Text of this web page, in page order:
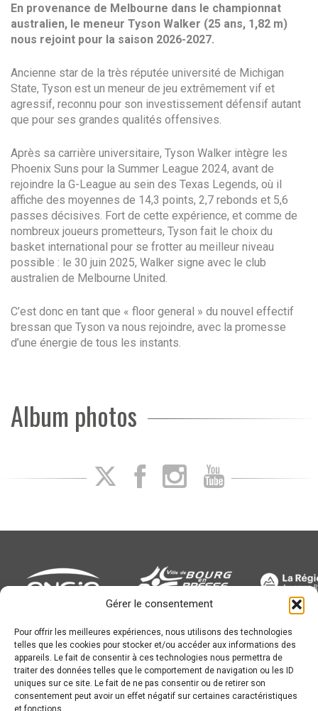
Gérer le consentement
Pour offrir les meilleures expériences, nous utilisons des technologies
telles que les cookies pour stocker et/ou accéder aux informations des
appareils. Le fait de consentir à ces technologies nous permettra de
traiter des données telles que le comportement de navigation ou les ID
uniques sur ce site. Le fait de ne pas consentir ou de retirer son
consentement peut avoir un effet négatif sur certaines caractéristiques
et fonctions.
En provenance de Melbourne dans le championnat
australien, le meneur Tyson Walker (25 ans, 1,82 m)
nous rejoint pour la saison 2026-2027.
Ancienne star de la très réputée université de Michigan
State, Tyson est un meneur de jeu extrêmement vif et
agressif, reconnu pour son investissement défensif autant
que pour ses grandes qualités offensives.
Après sa carrière universitaire, Tyson Walker intègre les
Phoenix Suns pour la Summer League 2024, avant de
rejoindre la G-League au sein des Texas Legends, où il
affiche des moyennes de 14,3 points, 2,7 rebonds et 5,6
passes décisives. Fort de cette expérience, et comme de
nombreux joueurs prometteurs, Tyson fait le choix du
basket international pour se frotter au meilleur niveau
possible : le 30 juin 2025, Walker signe avec le club
australien de Melbourne United.
C’est donc en tant que « floor general » du nouvel effectif
bressan que Tyson va nous rejoindre, avec la promesse
d’une énergie de tous les instants.
Album photos
Newsletter